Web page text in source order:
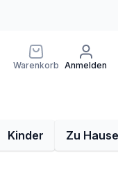
Warenkorb Anmelden
Kinder Zu Hause